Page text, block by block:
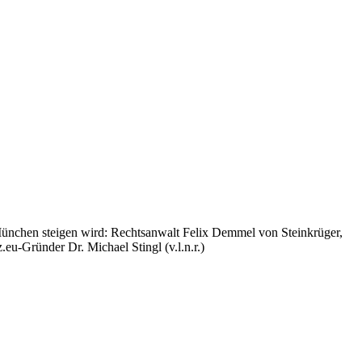
steigen wird: Rechtsanwalt Felix Demmel von Steinkrüger,
Gründer Dr. Michael Stingl (v.l.n.r.)